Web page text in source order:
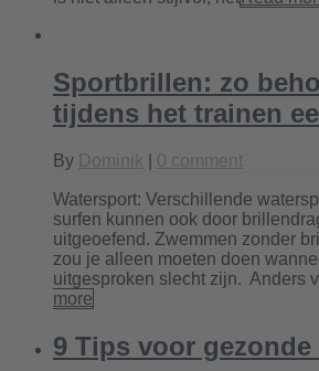
Sportbrillen: zo
tijdens het trainen
By Dominik 0 comment
Watersport: Verschillende
surfen kunnen ook door
uitgeoefend. Zwemmen zonder
zou je alleen moeten doen
uitgesproken slecht zijn. Anders
more
9 Tips voor gezonde